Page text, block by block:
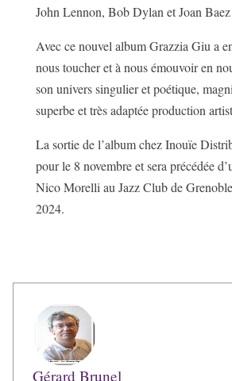
John Lennon, Bob Dylan et Joan
Avec ce nouvel album Grazzia Giu a
nous toucher et à nous émouvoir en
son univers singulier et poétique,
superbe et très adaptée production
La sortie de l’album chez Inouïe
pour le 8 novembre et sera précédée
Nico Morelli au Jazz Club de
2024.
Gérard Brunel